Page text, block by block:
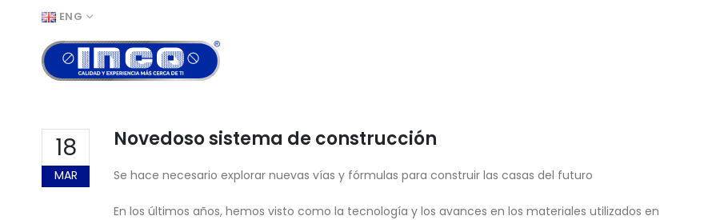
ENG
18
MAR
Novedoso sistema de construcción
Se hace necesario explorar nuevas vías y fórmulas para construir las casas del futuro
En los últimos años, hemos visto como la tecnología y los avances en los materiales utilizados en